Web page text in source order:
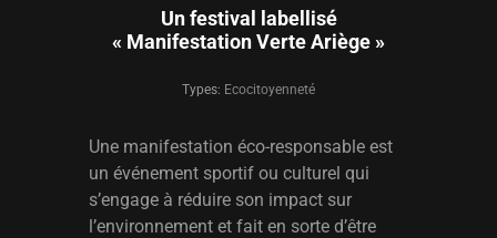
Un festival labellisé
« Manifestation Verte Ariège »
Types: Ecocitoyenneté
Une manifestation éco-responsable est
un événement sportif ou culturel qui
s’engage à réduire son impact sur
l’environnement et fait en sorte d’être